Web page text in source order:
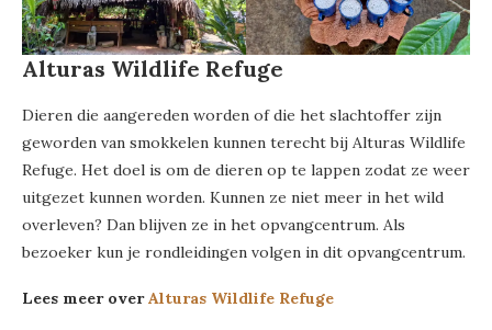
Alturas Wildlife Refuge
Dieren die aangereden worden of die het slachtoffer zijn
geworden van smokkelen kunnen terecht bij Alturas Wildlife
Refuge. Het doel is om de dieren op te lappen zodat ze weer
uitgezet kunnen worden. Kunnen ze niet meer in het wild
overleven? Dan blijven ze in het opvangcentrum. Als
bezoeker kun je rondleidingen volgen in dit opvangcentrum.
Lees meer overAlturas Wildlife Refuge